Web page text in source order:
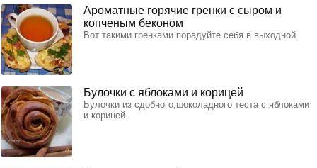
Ароматные горячие гренки с сыром и
копченым беконом
Вот такими гренками порадуйте себя в выходной.
Булочки с яблоками и корицей
Булочки из сдобного,шоколадного теста с яблоками
и корицей.